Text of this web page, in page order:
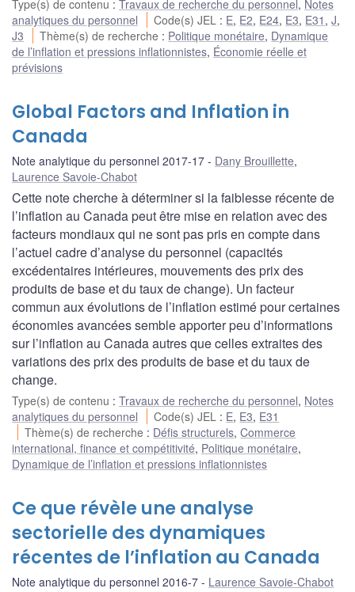
Type(s) de contenu : Travaux de recherche du personnel , Notes
analytiques du personnel
Code(s) JEL : E, E2, E24, E3, E31 ,J,
J3
Thème(s) de recherche : Politique monétaire, Dynamique
de l’inflation et pressions inflationnistes, Économie réelle et
prévisions
Global Factors and Inflation in
Canada
Note analytique du personnel 2017-17 Dany Brouillette,
Laurence Savoie-Chabot
Cette note cherche à déterminer si la faiblesse récente de
l’inflation au Canada peut être mise en relation avec des
facteurs mondiaux qui ne sont pas pris en compte dans
l’actuel cadre d’analyse du personnel (capacités
excédentaires intérieures, mouvements des prix des
produits de base et du taux de change). Un facteur
commun aux évolutions de l’inflation estimé pour certaines
économies avancées semble apporter peu d’informations
sur l’inflation au Canada autres que celles extraites des
variations des prix des produits de base et du taux de
change.
Type(s) de contenu : Travaux de recherche du personnel, Notes
analytiques du personnel
Code(s) JEL : E, E3, E31
Thème(s) de recherche : Défis structurels,Commerce
international, finance et compétitivité, Politique monétaire,
Dynamique de l’inflation et pressions inflationnistes
Ce que révèle une analyse
sectorielle des dynamiques
récentes de l’inflation au Canada
Note analytique du personnel 2016-7 Laurence Savoie-Chabot